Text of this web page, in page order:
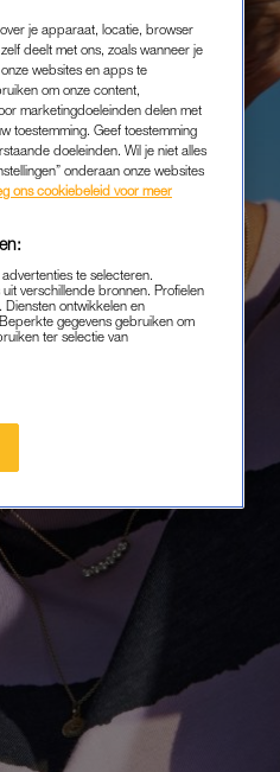
je apparaat, locatie, browser
deelt met ons, zoals wanneer je
websites en apps te
om onze content,
marketingdoeleinden delen met
toestemming. Geef toestemming
doeleinden. Wil je niet alles
onderaan onze websites
ons cookiebeleid voor meer
te selecteren.
verschillende bronnen. Profielen
ontwikkelen en
gegevens gebruiken om
ter selectie van